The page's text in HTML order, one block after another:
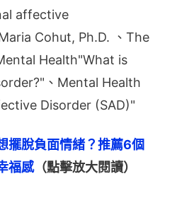
affective
Cohut, Ph.D. 、The
Health"What is
、Mental Health
Disorder (SAD)"
擺脫負面情緒？推薦6個
福感（點擊放大閱讀）